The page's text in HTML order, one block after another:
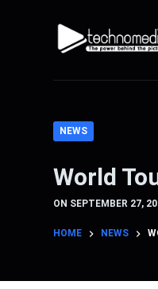
NEWS
World
ON SEPTEMBER 27,
HOME NEWS